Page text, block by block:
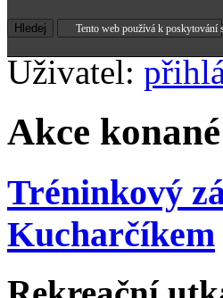
Uživatel:
Akce
Tréninkový
Kucharčíkem
Tento web používá k poskytování